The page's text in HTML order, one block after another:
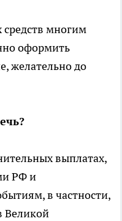
средств многим
оформить
желательно до
выплатах,
РФ и
в частности,
Великой